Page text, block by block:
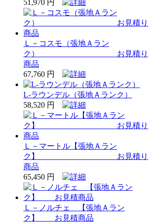
51,970 円
Ｌ－コスモ（張地Ａラン
ク） お見積り
商品
67,760 円
L-ラウンデル（張地Ａランク）
58,520 円
Ｌ－マートル【張地Ａラン
ク】 お見積り
商品
65,450 円
Ｌ－ノルチェ 【張地Ａラン
ク】 お見積商品